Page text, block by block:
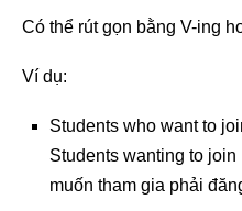
Có thể rút gọn bằng V-ing
Ví dụ:
Students who want to
Students wanting to
muốn tham gia phải